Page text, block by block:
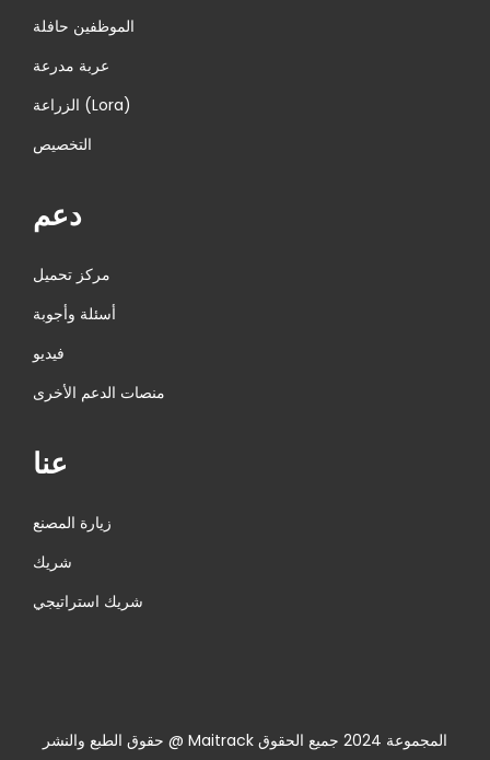
الموظفين حافلة
عربة مدرعة
الزراعة (Lora)
التخصيص
دعم
مركز تحميل
أسئلة وأجوبة
فيديو
منصات الدعم الأخرى
عنا
زيارة المصنع
شريك
شريك استراتيجي
حقوق الطبع والنشر @ Maitrack المجموعة 2024 جميع الحقوق